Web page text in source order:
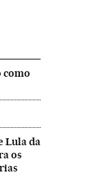
como
Lula da
os